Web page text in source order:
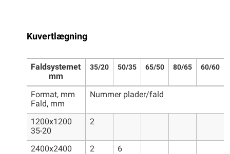
Kuvertlægning
Faldsystemet
mm
35/20 50/35 65/50 80/65 60/60
Format, mm
Fald, mm
Nummer plader/fald
1200x1200
35-20
2
2400x2400
2 6